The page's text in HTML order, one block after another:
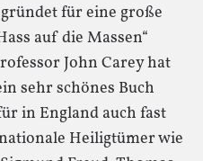
für eine große
auf die Massen“
John Carey hat
sehr schönes Buch
in England auch fast
Heiligtümer wie